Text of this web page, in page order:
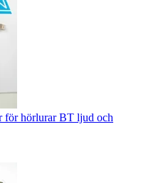
för hörlurar BT ljud och